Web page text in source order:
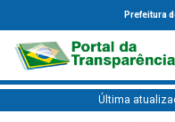
Prefeitura
Última